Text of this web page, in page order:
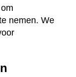
nemen. We